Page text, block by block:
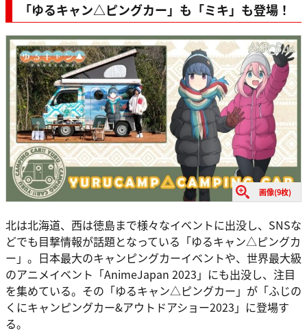
「ゆるキャン△ピングカー」も「ミキ」も登場！
画像(9枚)
北は北海道、西は徳島まで様々なイベントに出没し、SNSな
どでも目撃情報が話題となっている「ゆるキャン△ピングカ
ー」。日本最大のキャンピングカーイベントや、世界最大級
のアニメイベント「AnimeJapan 2023」にも出没し、注目
を集めている。その「ゆるキャン△ピングカー」が「ふじの
くにキャンピングカー&アウトドアショー2023」に登場す
る。